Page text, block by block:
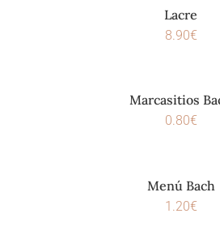
Lacre
8.90€
Marcasitios
0.80€
Menú Bach
1.20€